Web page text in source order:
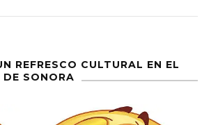
Videojuego
REFRESCO CULTURAL EN EL
DE SONORA